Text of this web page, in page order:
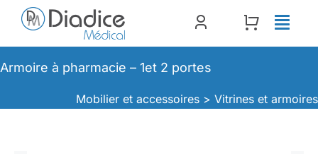
Passer
contenu
Armoire à pharmacie – 1et 2 portes
Mobilier et accessoires >Vitrines et armoires